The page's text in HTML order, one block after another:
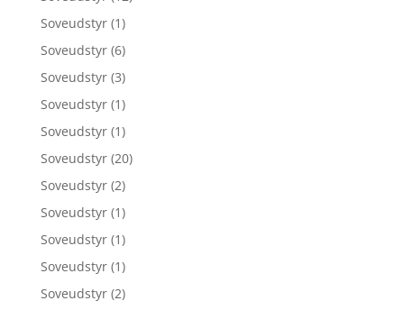
Soveudstyr (1)
Soveudstyr (6)
Soveudstyr (3)
Soveudstyr (1)
Soveudstyr (1)
Soveudstyr (20)
Soveudstyr (2)
Soveudstyr (1)
Soveudstyr (1)
Soveudstyr (1)
Soveudstyr (2)